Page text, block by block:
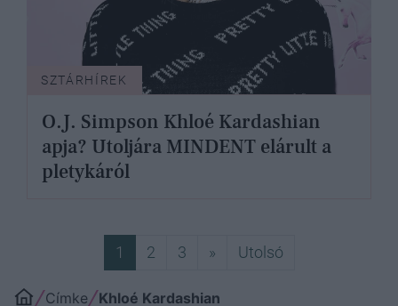
SZTÁRHÍREK
O.J. Simpson Khloé Kardashian
apja? Utoljára MINDENT elárult a
pletykáról
1 2 3 »Következő
UtolsóUtolsó
Címke Khloé Kardashian